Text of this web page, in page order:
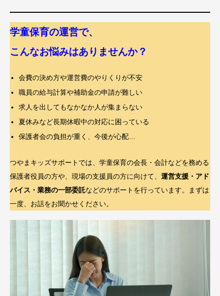
学童保育の運営で、
こんなお悩みはありませんか？
会費の決め方や運営費のやりくりが不安
職員の給与計算や補助金の申請が難しい
求人を出してもなかなか人が集まらない
夏休みなど長期休暇中の対応に困っている
保護者会の負担が重く、今後が心配…
つやまキッズサポートでは、学童保育の会長・会計などを務める
保護者役員の方や、現場の支援員の方に向けて、 運営支援・アド
バイス・業務の一部委託などのサポートを行っています。まずは
一度、お話をお聞かせください。